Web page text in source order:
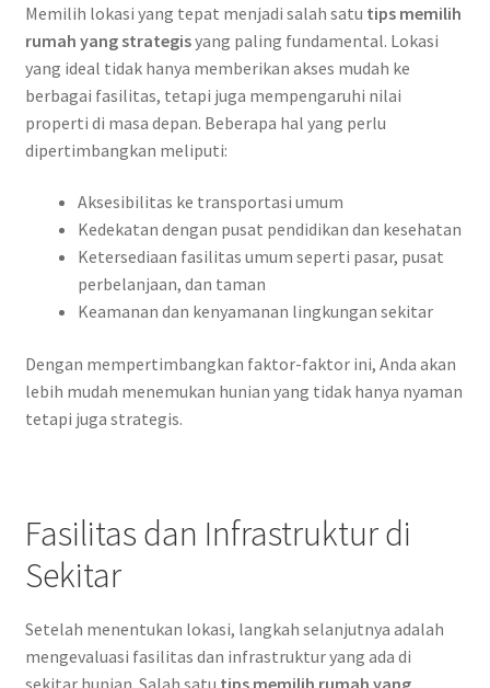
Memilih lokasi yang tepat menjadi salah satu tips memilih
rumah yang strategisyang paling fundamental. Lokasi
yang ideal tidak hanya memberikan akses mudah ke
berbagai fasilitas, tetapi juga mempengaruhi nilai
properti di masa depan. Beberapa hal yang perlu
dipertimbangkan meliputi:
Aksesibilitas ke transportasi umum
Kedekatan dengan pusat pendidikan dan kesehatan
Ketersediaan fasilitas umum seperti pasar, pusat
perbelanjaan, dan taman
Keamanan dan kenyamanan lingkungan sekitar
Dengan mempertimbangkan faktor-faktor ini, Anda akan
lebih mudah menemukan hunian yang tidak hanya nyaman
tetapi juga strategis.
Fasilitas dan Infrastruktur di
Sekitar
Setelah menentukan lokasi, langkah selanjutnya adalah
mengevaluasi fasilitas dan infrastruktur yang ada di
sekitar hunian. Salah satu tips memilih rumah yang